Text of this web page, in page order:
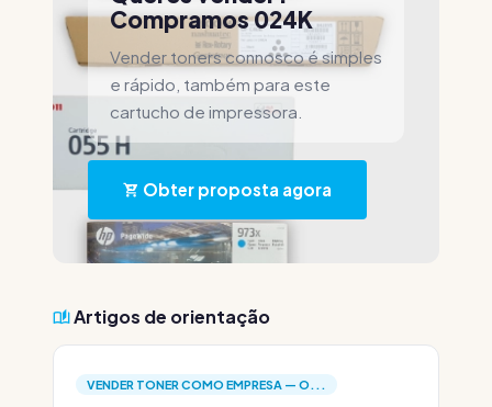
Compramos 024K
Vender toners connosco é simples
e rápido, também para este
cartucho de impressora.
Obter proposta agora
Artigos de orientação
VENDER TONER COMO EMPRESA — O...